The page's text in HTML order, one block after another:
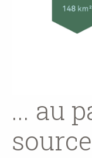
... au